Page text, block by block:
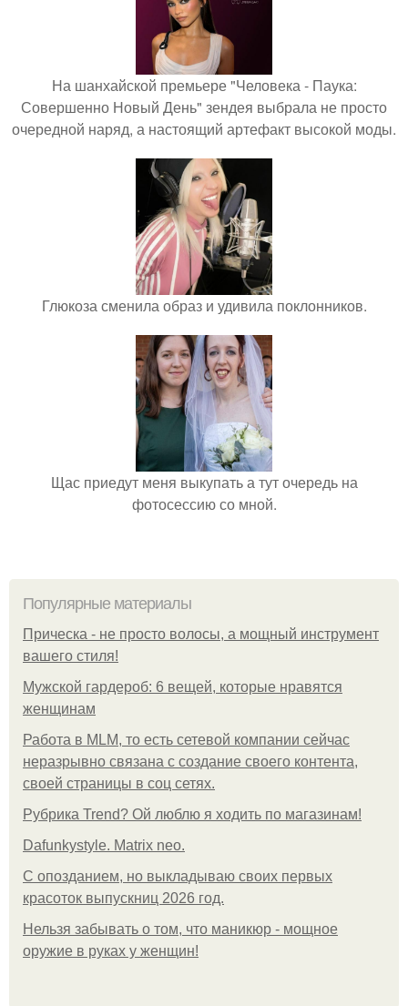
На шанхайской премьере "Человека - Паука:
Совершенно Новый День" зендея выбрала не просто
очередной наряд, а настоящий артефакт высокой моды.
Глюкоза сменила образ и удивила поклонников.
Щас приедут меня выкупать а тут очередь на
фотосессию со мной.
Популярные материалы
Прическа - не просто волосы, а мощный инструмент
вашего стиля!
Мужской гардероб: 6 вещей, которые нравятся
женщинам
Работа в MLM, то есть сетевой компании сейчас
неразрывно связана с создание своего контента,
своей страницы в соц сетях.
Рубрика Trend? Ой люблю я ходить по магазинам!
Dafunkystyle. Matrix neo.
С опозданием, но выкладываю своих первых
красоток выпускниц 2026 год.
Нельзя забывать о том, что маникюр - мощное
оружие в руках у женщин!